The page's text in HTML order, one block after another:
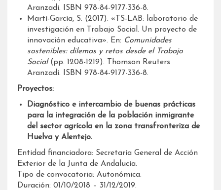
Aranzadi. ISBN 978-84-9177-336-8.
Martí-García, S. (2017). «TS-LAB: laboratorio de
investigación en Trabajo Social. Un proyecto de
innovación educativa». En: Comunidades
sostenibles: dilemas y retos desde el Trabajo
Social (pp. 1208-1219). Thomson Reuters
Aranzadi. ISBN 978-84-9177-336-8.
Proyectos:
Diagnóstico e intercambio de buenas prácticas
para la integración de la población inmigrante
del sector agrícola en la zona transfronteriza de
Huelva y Alentejo.
Entidad financiadora: Secretaría General de Acción
Exterior de la Junta de Andalucía.
Tipo de convocatoria: Autonómica.
Duración: 01/10/2018 – 31/12/2019.